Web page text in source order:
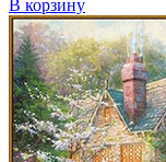
В корзину